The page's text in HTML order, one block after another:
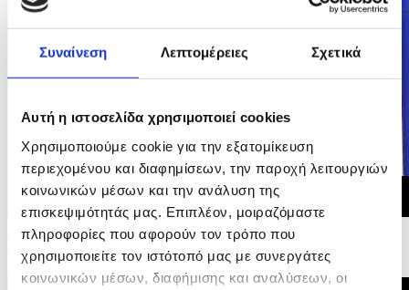
Συναίνεση Λεπτομέρειες Σχετικά
Αυτή η ιστοσελίδα χρησιμοποιεί cookies
Χρησιμοποιούμε cookie για την εξατομίκευση
περιεχομένου και διαφημίσεων, την παροχή λειτουργιών
κοινωνικών μέσων και την ανάλυση της
επισκεψιμότητάς μας. Επιπλέον, μοιραζόμαστε
πληροφορίες που αφορούν τον τρόπο που
χρησιμοποιείτε τον ιστότοπό μας με συνεργάτες
κοινωνικών μέσων, διαφήμισης και αναλύσεων, οι
23/05/2026 15:36
Αρχικές Δηλώσεις Υπουργού Οικονομικών στη
Συνέντευξη Τύπου Άτυπου ECOFIN